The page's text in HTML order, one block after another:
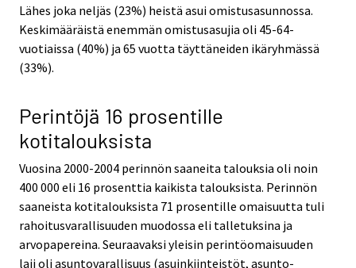
Lähes joka neljäs (23%) heistä asui omistusasunnossa.
Keskimääräistä enemmän omistusasujia oli 45-64-
vuotiaissa (40%) ja 65 vuotta täyttäneiden ikäryhmässä
(33%).
Perintöjä 16 prosentille
kotitalouksista
Vuosina 2000-2004 perinnön saaneita talouksia oli noin
400 000 eli 16 prosenttia kaikista talouksista. Perinnön
saaneista kotitalouksista 71 prosentille omaisuutta tuli
rahoitusvarallisuuden muodossa eli talletuksina ja
arvopapereina. Seuraavaksi yleisin perintöomaisuuden
laji oli asuntovarallisuus (asuinkiinteistöt, asunto-